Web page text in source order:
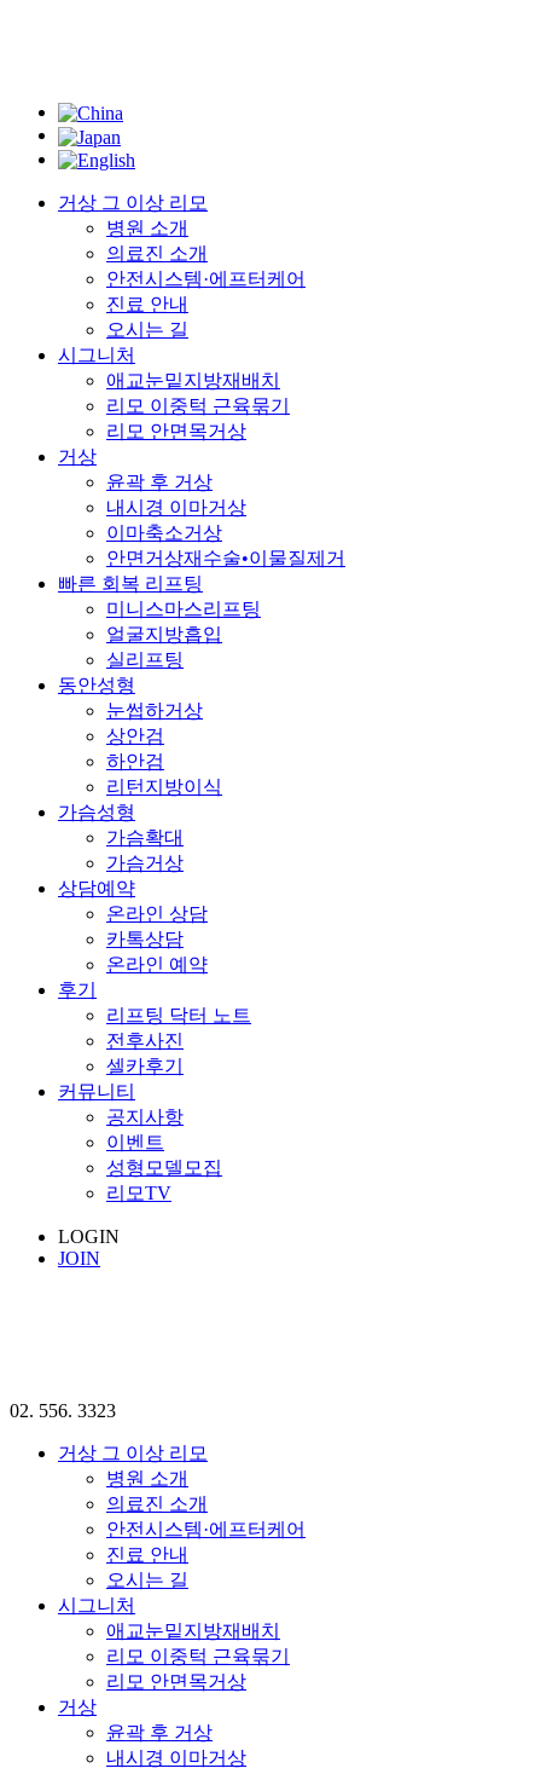
거상 그 이상 리모
병원 소개
의료진 소개
안전시스템·에프터케어
진료 안내
오시는 길
시그니처
애교눈밑지방재배치
리모 이중턱 근육묶기
리모 안면목거상
거상
윤곽 후 거상
내시경 이마거상
이마축소거상
안면거상재수술•이물질제거
빠른 회복 리프팅
미니스마스리프팅
얼굴지방흡입
실리프팅
동안성형
눈썹하거상
상안검
하안검
리턴지방이식
가슴성형
가슴확대
가슴거상
상담예약
온라인 상담
카톡상담
온라인 예약
후기
리프팅 닥터 노트
전후사진
셀카후기
커뮤니티
공지사항
이벤트
성형모델모집
리모TV
LOGIN
JOIN
02. 556. 3323
거상 그 이상 리모
병원 소개
의료진 소개
안전시스템·에프터케어
진료 안내
오시는 길
시그니처
애교눈밑지방재배치
리모 이중턱 근육묶기
리모 안면목거상
거상
윤곽 후 거상
내시경 이마거상